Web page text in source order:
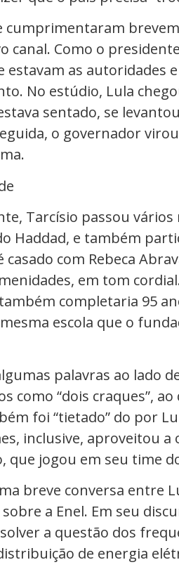
cumprimentaram
canal. Como o
as autoridades
No estúdio, Lula
sentado, se
o governador
Tarcísio passou
Haddad, e também
com Rebeca
em tom
completaria 95
escola que o
palavras ao lado
como “dois craques”,
foi “tietado” do por
inclusive, aproveitou
que jogou em seu time
breve conversa entre
a Enel. Em seu
a questão dos
de energia